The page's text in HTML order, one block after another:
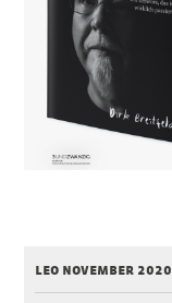
leo november 2020